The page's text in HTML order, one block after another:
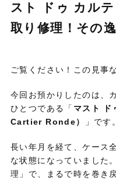
スト ドゥ カル
取り修理！その
ご覧ください！この見事
今回お預かりしたのは、
ひとつである「 マスト
Cartier Ronde）
」です。
長い年月を経て、ケース
な状態になっていました
理」で、まるで時を巻き